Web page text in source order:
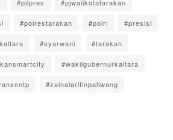
#pilpres #pjwalikotatarakan
#polrestarakan #polri #presisi
#syarwani #tarakan
#wakilgubernurkaltara
#zainalarifinpaliwang